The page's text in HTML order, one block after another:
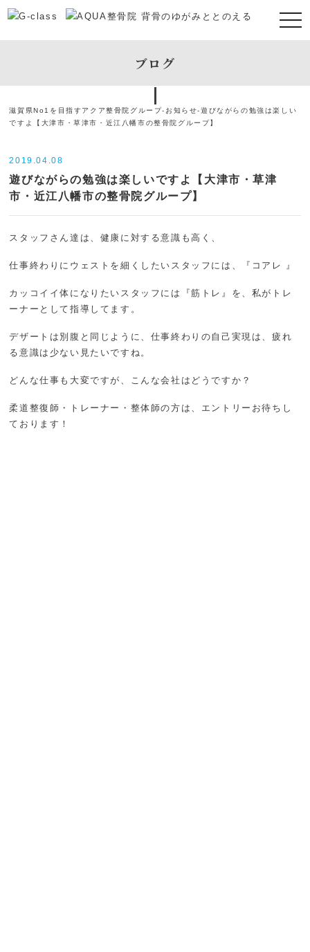
ブログ
滋賀県No1を目指すアクア整骨院グループ- お知らせ-遊びながらの勉強は楽しい
ですよ【大津市・草津市・近江八幡市の整骨院グループ】
2019.04.08
遊びながらの勉強は楽しいですよ【大津市・草津
市・近江八幡市の整骨院グループ】
スタッフさん達は、健康に対する意識も高く、
仕事終わりにウェストを細くしたいスタッフには、『コアレ 』
カッコイイ体になりたいスタッフには『筋トレ』を、私がトレ
ーナーとして指導してます。
デザートは別腹と同じように、仕事終わりの自己実現は、疲れ
る意識は少ない見たいですね。
どんな仕事も大変ですが、こんな会社はどうですか？
柔道整復師・トレーナー・整体師の方は、エントリーお待ちし
ております！